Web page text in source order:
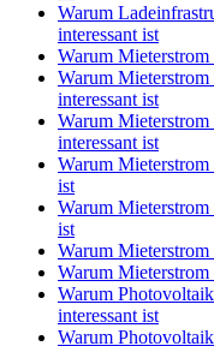
Warum
interessant ist
Warum Mieterstrom
Warum Mieterstrom
interessant ist
Warum
interessant ist
Warum Mieterstrom
ist
Warum Mieterstrom
ist
Warum Mieterstrom
Warum Mieterstrom
Warum
interessant ist
Warum